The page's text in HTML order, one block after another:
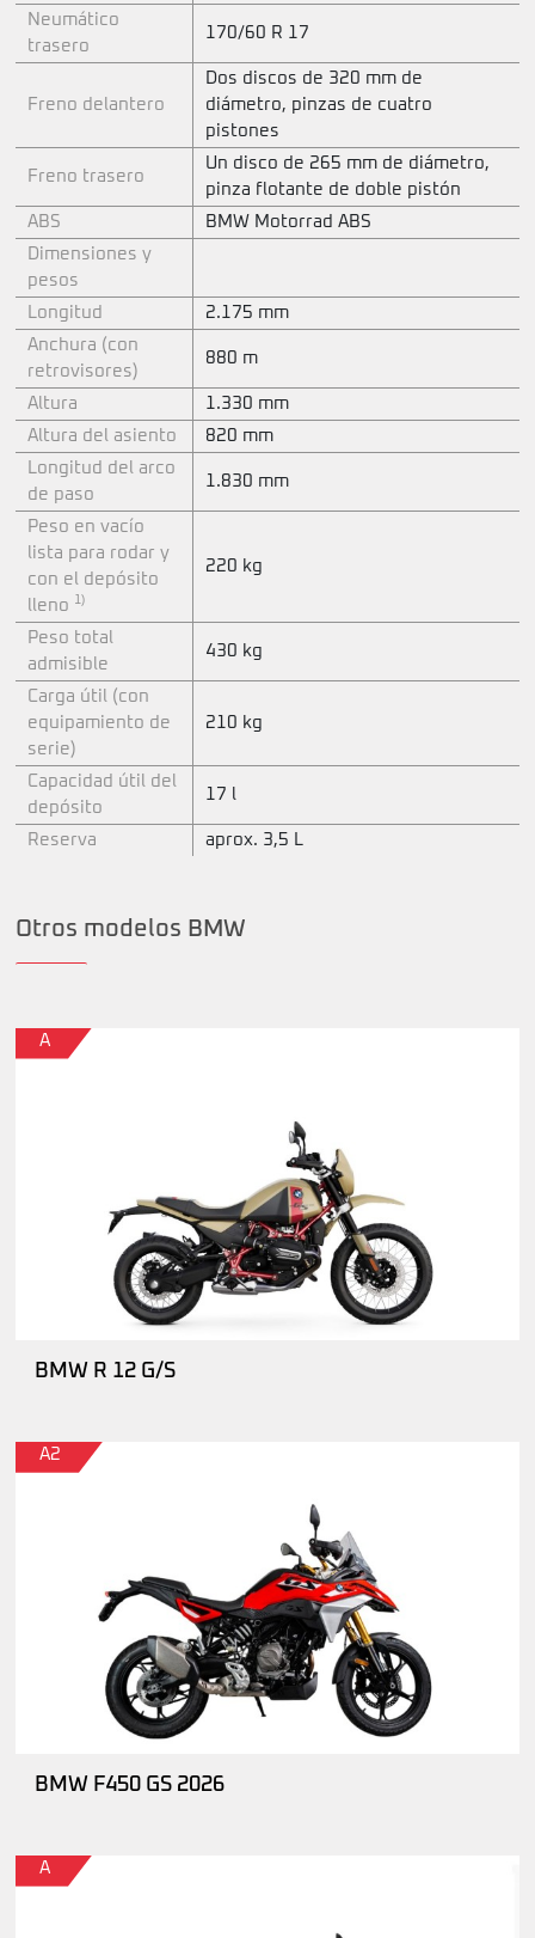
Neumático
trasero
170/60 R 17
Freno delantero
Dos discos de 320 mm de
diámetro, pinzas de cuatro
pistones
Freno trasero
Un disco de 265 mm de diámetro,
pinza flotante de doble pistón
ABS
BMW Motorrad ABS
Dimensiones y
pesos
Longitud
2.175 mm
Anchura (con
retrovisores)
880 m
Altura
1.330 mm
Altura del asiento
820 mm
Longitud del arco
de paso
1.830 mm
Peso en vacío
lista para rodar y
con el depósito
lleno 1)
220 kg
Peso total
admisible
430 kg
Carga útil (con
equipamiento de
serie)
210 kg
Capacidad útil del
depósito
17 l
Reserva aprox. 3,5 L
Otros modelos BMW
A
BMW R 12 G/S
A2
BMW F450 GS 2026
A